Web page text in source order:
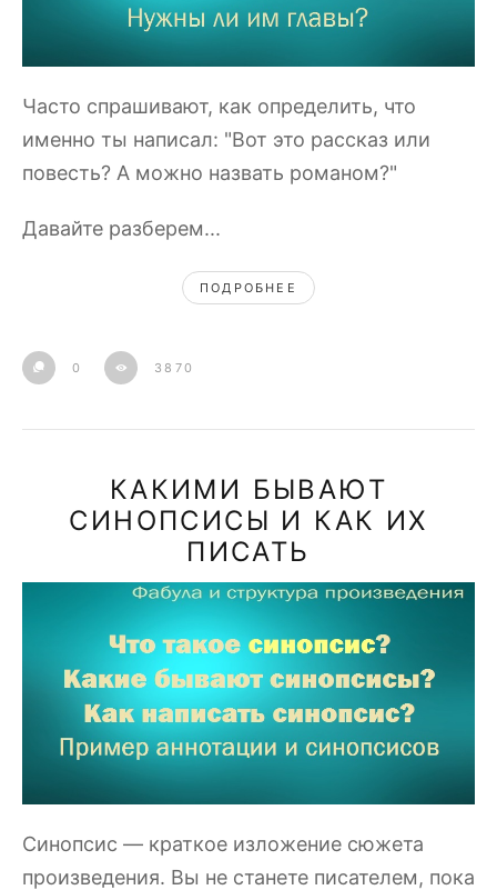
Часто спрашивают, как определить, что
именно ты написал: "Вот это рассказ или
повесть? А можно назвать романом?"
Давайте разберем...
ПОДРОБНЕЕ
0 3870
КАКИМИ БЫВАЮТ
СИНОПСИСЫ И КАК ИХ
ПИСАТЬ
Синопсис — краткое изложение сюжета
произведения. Вы не станете писателем, пока